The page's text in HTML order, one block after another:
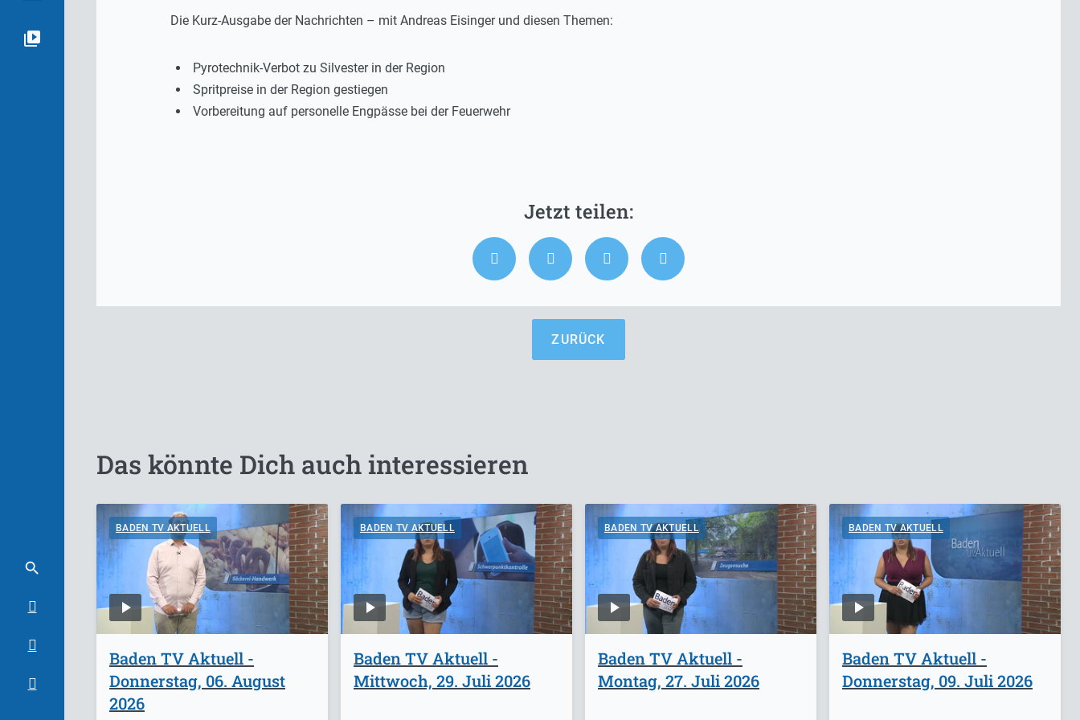
Die Kurz-Ausgabe der Nachrichten – mit Andreas Eisinger und diesen Themen:
Pyrotechnik-Verbot zu Silvester in der Region
Spritpreise in der Region gestiegen
Vorbereitung auf personelle Engpässe bei der Feuerwehr
ZURÜCK
Das könnte Dich auch interessieren
BADEN TV AKTUELL
Baden TV Aktuell -
Donnerstag, 06. August
2026
BADEN TV AKTUELL
Baden TV Aktuell -
Mittwoch, 29. Juli 2026
BADEN TV AKTUELL
Baden TV Aktuell -
Montag, 27. Juli 2026
BADEN TV AKTUELL
Baden TV Aktuell -
Donnerstag, 09. Juli 2026